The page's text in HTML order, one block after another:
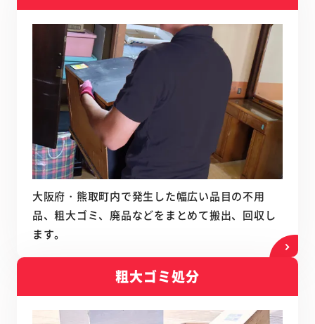
大阪府・熊取町内で発生した幅広い品目の不用
品、粗大ゴミ、廃品などをまとめて搬出、回収し
ます。
粗大ゴミ処分